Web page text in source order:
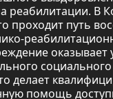
реабилитации. В
проходит путь
оказывает
делает
помощь